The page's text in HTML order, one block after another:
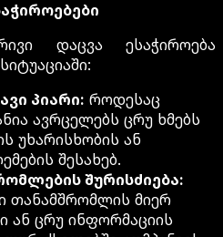
დაცვა ესაჭიროება
პიარი: როდესაც
ავრცელებს ცრუ ხმებს
უხარისხობის ან
შესახებ.
შურისძიება:
თანამშრომლის მიერ
ან ცრუ ინფორმაციის